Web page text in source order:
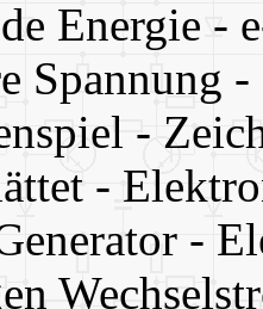
Energie -
Spannung
-
-
-